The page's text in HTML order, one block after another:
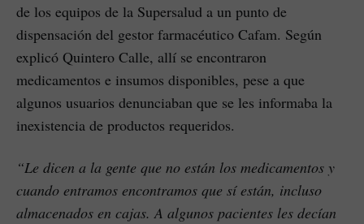
de los equipos de la Supersalud a un punto de
dispensación del gestor farmacéutico Cafam. Según
explicó Quintero Calle, allí se encontraron
medicamentos e insumos disponibles, pese a que
algunos usuarios denunciaban que se les informaba la
inexistencia de productos requeridos.
“Le dicen a la gente que no están los medicamentos y
cuando entramos encontramos que sí están, incluso
almacenados en cajas. A algunos pacientes les decían